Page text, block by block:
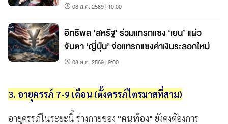
08 ส.ค. 2569 | 10:00
อิทธิพล ‘สหรัฐ’ ร่วมแทรกแซง ‘เยน’ แผ่ว
จับตา ‘ญี่ปุ่น’ จ่อแทรกแซงค่าเงินระลอกใหม่
08 ส.ค. 2569 | 9:00
3. อายุครรภ์ 7-9 เดือน (ตั้งครรภ์ไตรมาสที่สาม)
อายุครรภ์ในระยะนี้ ร่างกายของ "คนท้อง" ยังคงต้องการ